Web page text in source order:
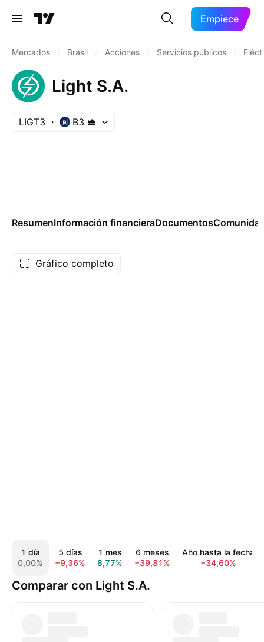
Empiece
Mercados Brasil Acciones Servicios públicos
Light S.A.
LIGT3 B3
ResumenInformación financieraDocumentos
Gráfico completo
1 día
0,00%
5 días
−9,36%
1 mes
8,77%
6 meses
−39,81%
Año hasta la fecha
−34,60%
Comparar con Light S.A.